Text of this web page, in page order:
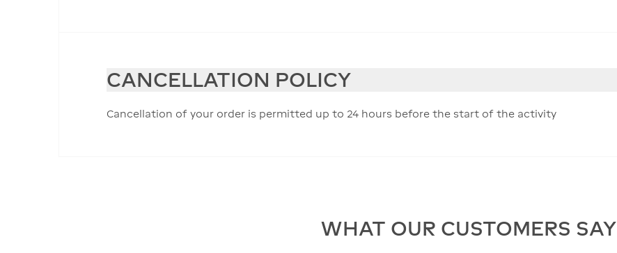
CANCELLATION POLICY
Cancellation of your order is permitted up to 24 hours before the start of the activity
WHAT OUR CUSTOMERS SAY